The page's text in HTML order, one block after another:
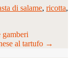
di salame, ricotta,
al tartufo →